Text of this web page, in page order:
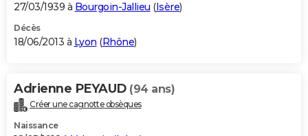
27/03/1939 à Bourgoin-Jallieu (Isère)
Décès
18/06/2013 à Lyon (Rhône)
Adrienne PEYAUD (94 ans)
Créer une cagnotte obsèques
Naissance